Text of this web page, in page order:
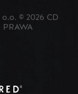
© 2026 CD
PRAWA